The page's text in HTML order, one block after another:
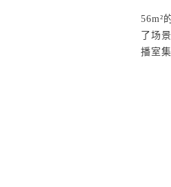
56m²
了场
播室